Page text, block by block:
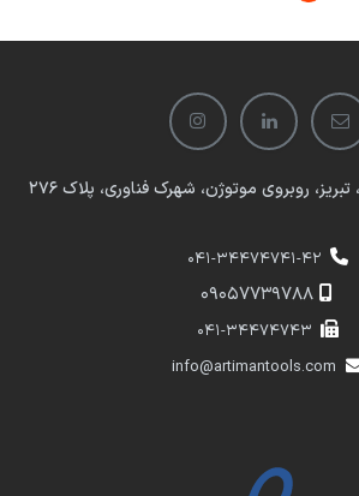
تبریز، روبروی موتوژن، شهرک فناوری، پلاک 276
041-34474741-42
​​09057739788
041-34474743
info@artimantools.com